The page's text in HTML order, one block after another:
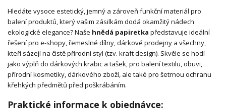
Hledáte vysoce estetický, jemný a zároveň funkční materiál pro
balení produktů, který vašim zásilkám dodá okamžitý nádech
ekologické elegance? Naše hnědá papiretka představuje ideální
řešení pro e-shopy, řemeslné dílny, dárkové prodejny a všechny,
kteří sázejí na čistě přírodní styl (tzv. kraft design). Skvěle se hodí
jako výplň do dárkových krabic a tašek, pro balení textilu, obuvi,
přírodní kosmetiky, dárkového zboží, ale také pro šetrnou ochranu
křehkých předmětů před poškrábáním.
Praktické informace k objednávce: